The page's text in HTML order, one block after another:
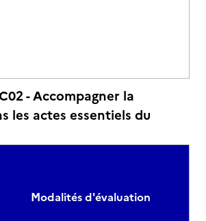
- Accompagner la
les actes essentiels du
Modalités d'évaluation